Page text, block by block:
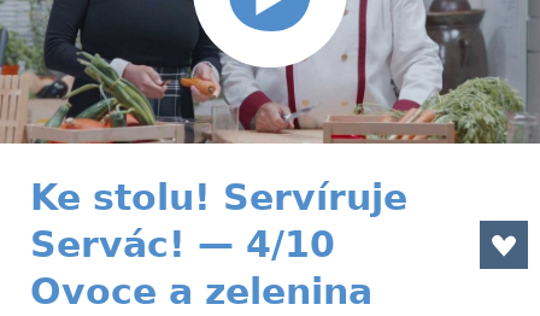
Ke stolu! Servíruje
Servác! — 4/10
Ovoce a zelenina